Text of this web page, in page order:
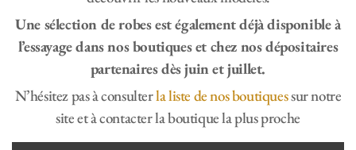
Envie d'en savoir plus ?
Suivez-nous sur Instagram,
Une sélection de robes est également déjà disponible à
l’essayage dans nos boutiques et chez nos dépositaires
partenaires dès juin et juillet.
N’hésitez pas à consulterla liste de nos boutiquessur notre
site et à contacter la boutique la plus proche